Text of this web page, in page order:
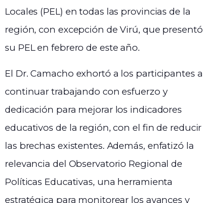
Locales (PEL) en todas las provincias de la
región, con excepción de Virú, que presentó
su PEL en febrero de este año.
El Dr. Camacho exhortó a los participantes a
continuar trabajando con esfuerzo y
dedicación para mejorar los indicadores
educativos de la región, con el fin de reducir
las brechas existentes. Además, enfatizó la
relevancia del Observatorio Regional de
Políticas Educativas, una herramienta
estratégica para monitorear los avances y